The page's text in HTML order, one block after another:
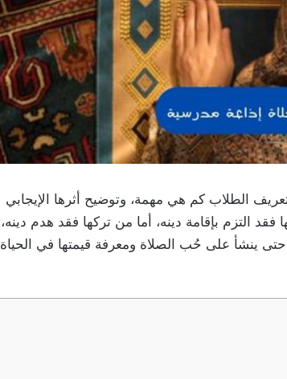
الطلاب كم هي مهمة، وتوضيح أثرها الإيجابي
التزم بإقامة دينه، أما من تركها فقد هدم دينه،
ينشأ على حُب الصلاة ومعرفة قيمتها في الحياة